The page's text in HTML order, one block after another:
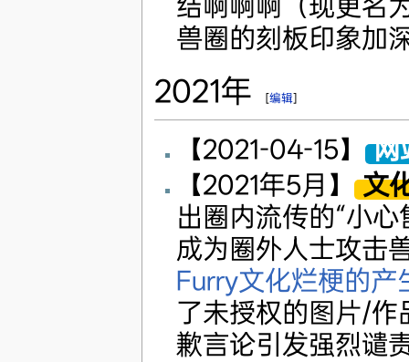
兽圈的刻板印象加
2021年 [编辑]
【2021-04-15】 网
【2021年5月】 文
出圈内流传的“小
成为圈外人士攻击
Furry文化烂梗的产
了未授权的图片/作
歉言论引发强烈谴